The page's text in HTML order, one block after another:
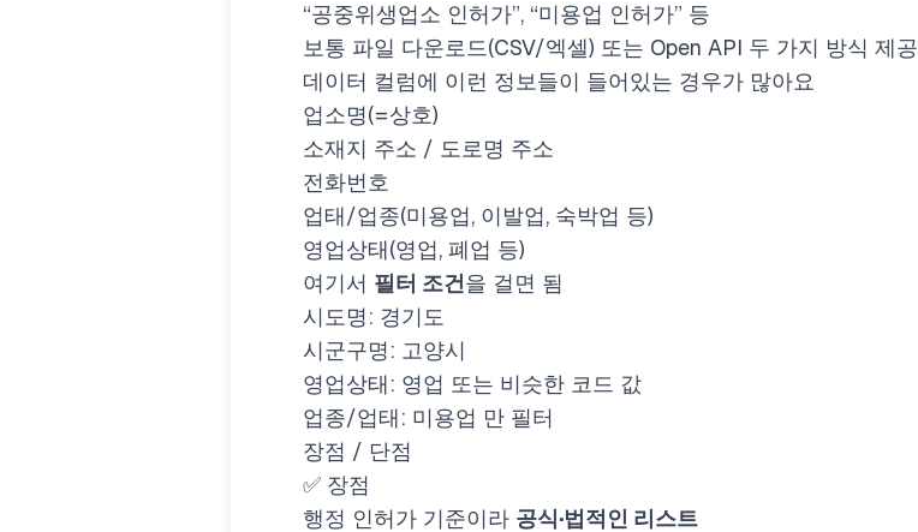
“공중위생업소 인허가”, “미용업 인허가” 등
보통 파일 다운로드(CSV/엑셀) 또는 Open API 두 가지 방식 제공
데이터 컬럼에 이런 정보들이 들어있는 경우가 많아요
업소명(=상호)
소재지 주소 / 도로명 주소
전화번호
업태/업종(미용업, 이발업, 숙박업 등)
영업상태(영업, 폐업 등)
여기서 필터 조건을 걸면 됨
시도명: 경기도
시군구명: 고양시
영업상태: 영업 또는 비슷한 코드 값
업종/업태: 미용업 만 필터
장점 / 단점
✅ 장점
행정 인허가 기준이라 공식·법적인 리스트